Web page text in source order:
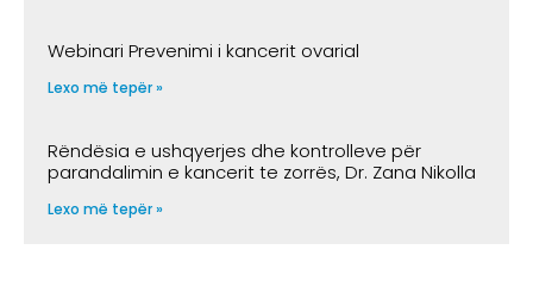
Webinari Prevenimi i kancerit ovarial
Lexo më tepër »
Rëndësia e ushqyerjes dhe kontrolleve për
parandalimin e kancerit te zorrës, Dr. Zana Nikolla
Lexo më tepër »